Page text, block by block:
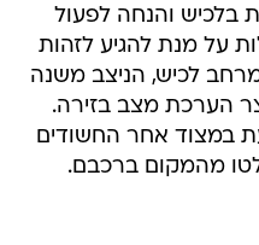
לכיש, הניצב משנה
הערכת מצב בזירה.
במצוד אחר החשודים
מהמקום ברכבם.